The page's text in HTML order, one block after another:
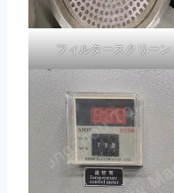
フィルタースクリーン